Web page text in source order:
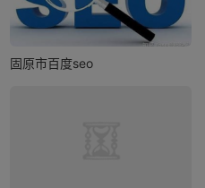
固原市百度seo